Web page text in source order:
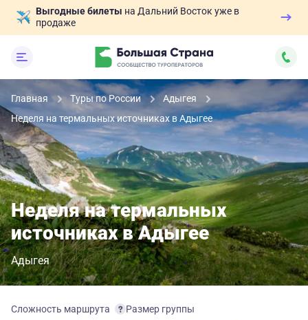
Выгодные билеты на Дальний Восток уже в
продаже
Главная Туры по России
Адыгея
Неделя на термальных источниках в Адыгее
Неделя на термальных
источниках в Адыгее
Адыгея
Сложность маршрута Размер группы